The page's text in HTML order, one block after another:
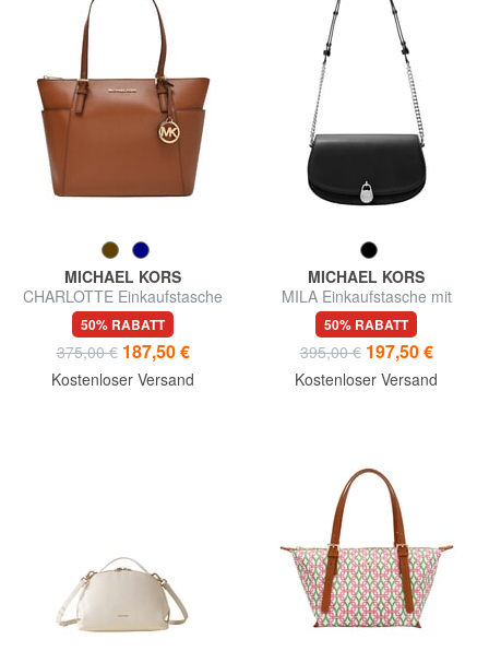
MICHAEL KORS
CHARLOTTE Einkaufstasche
aus Leder
50% RABATT
375,00 € 187,50 €
Kostenloser Versand
MICHAEL KORS
MILA Einkaufstasche mit
Schultergurt
50% RABATT
395,00 € 197,50 €
Kostenloser Versand